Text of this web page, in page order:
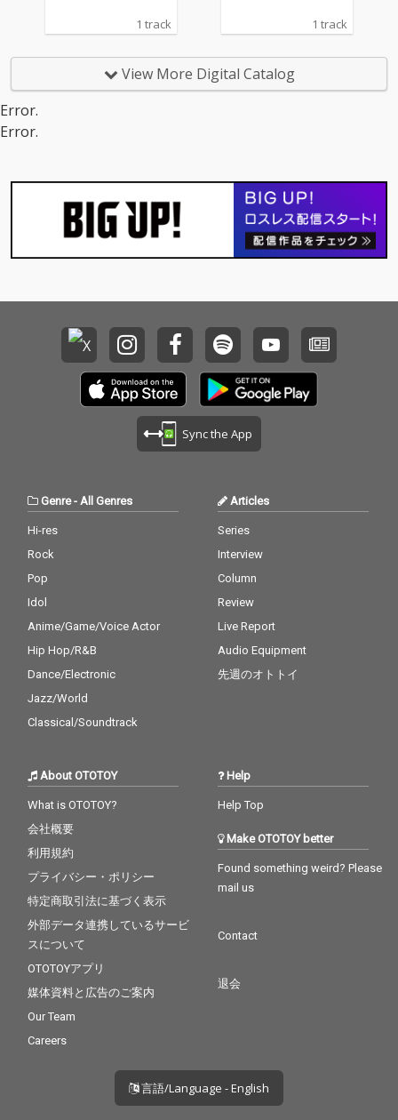
1 track 1 track
View More Digital Catalog
Error.
Error.
Sync the App
Genre- All Genres
Hi-res
Rock
Pop
Idol
Anime/Game/Voice Actor
Hip Hop/R&B
Dance/Electronic
Jazz/World
Classical/Soundtrack
Articles
Series
Interview
Column
Review
Live Report
Audio Equipment
先週のオトトイ
About OTOTOY
What is OTOTOY?
会社概要
利用規約
プライバシー・ポリシー
特定商取引法に基づく表示
外部データ連携しているサービ
スについて
OTOTOYアプリ
媒体資料と広告のご案内
Our Team
Careers
Help
Help Top
Make OTOTOY better
Found something weird? Please
mail us
Contact
退会
言語/Language - English